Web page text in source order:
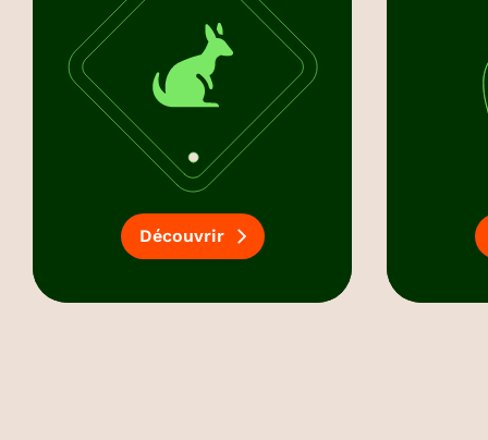
Découvrir